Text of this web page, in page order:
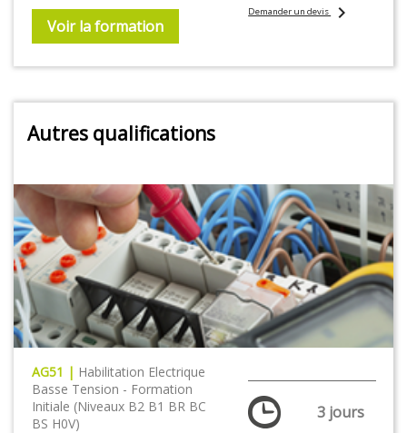
Voir la formation
Demander un devischevron_right
Autres qualifications
AG51 | Habilitation Electrique
Basse Tension - Formation
Initiale (niveaux B2 B1 BR BC
BS H0V)
3 jours